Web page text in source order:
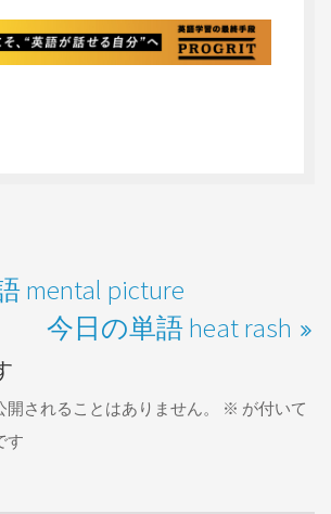
mental picture
今日の単語 heat rash
されることはありません。 ※ が付いて
す